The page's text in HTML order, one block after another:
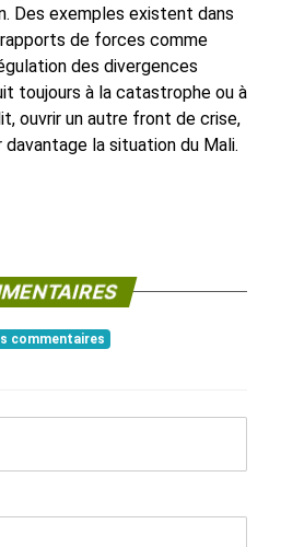
Des exemples existent dans
rapports de forces comme
des divergences
toujours à la catastrophe ou à
ouvrir un autre front de crise,
la situation du Mali.
commentaires